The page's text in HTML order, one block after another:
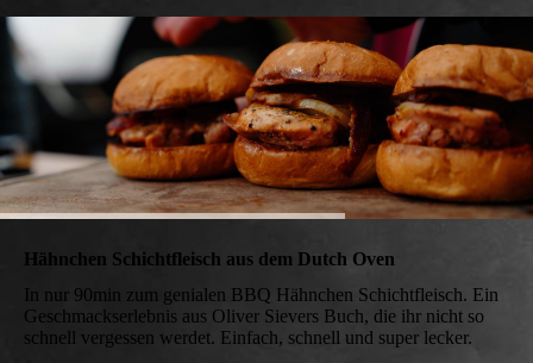
Hähnchen Schichtfleisch aus dem Dutch Oven
In nur 90min zum genialen BBQ Hähnchen Schichtfleisch. Ein
Geschmackserlebnis aus Oliver Sievers Buch, die ihr nicht so
schnell vergessen werdet. Einfach, schnell und super lecker.